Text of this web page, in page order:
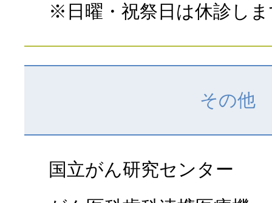
※日曜・祝祭日は休診し
その他
国立がん研究センター